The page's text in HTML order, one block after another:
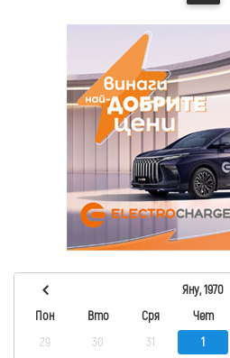
Яну, 1970
Пон
Вто Сря Чет
29
30 31 1